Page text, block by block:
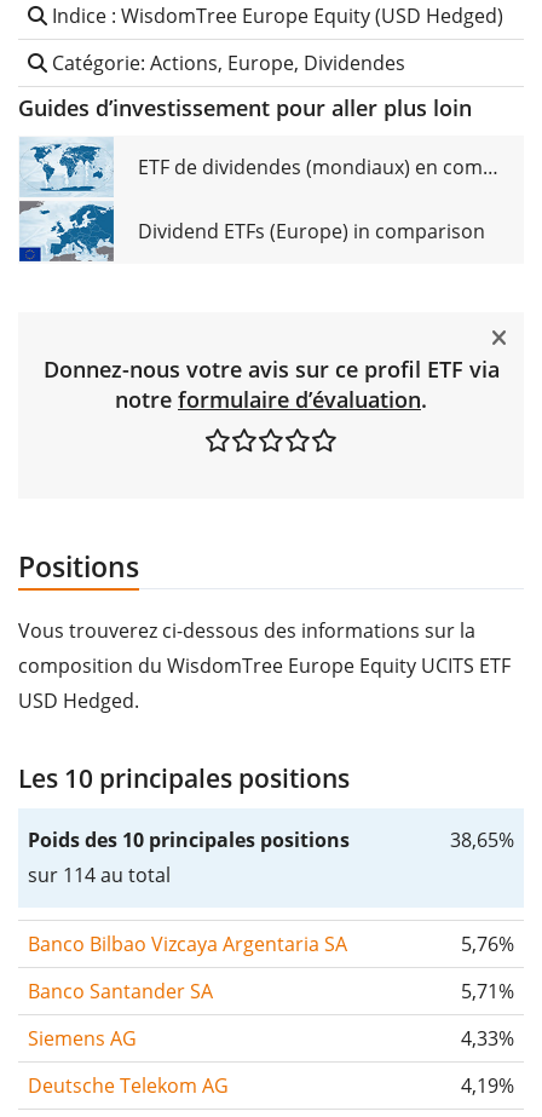
Indice : WisdomTree Europe Equity (USD Hedged)
Catégorie: Actions, Europe, Dividendes
Guides d’investissement pour aller plus loin
ETF de dividendes (mondiaux) en comparaison
Dividend ETFs (Europe) in comparison
Donnez-nous votre avis sur ce profil ETF via
notre formulaire d’évaluation.
Positions
Vous trouverez ci-dessous des informations sur la
composition du WisdomTree Europe Equity UCITS ETF
USD Hedged.
Les 10 principales positions
Poids des 10 principales positions
sur 114 au total
38,65%
Banco Bilbao Vizcaya Argentaria SA
5,76%
Banco Santander SA
5,71%
Siemens AG
4,33%
Deutsche Telekom AG
4,19%